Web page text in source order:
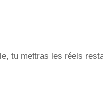
tu mettras les réels